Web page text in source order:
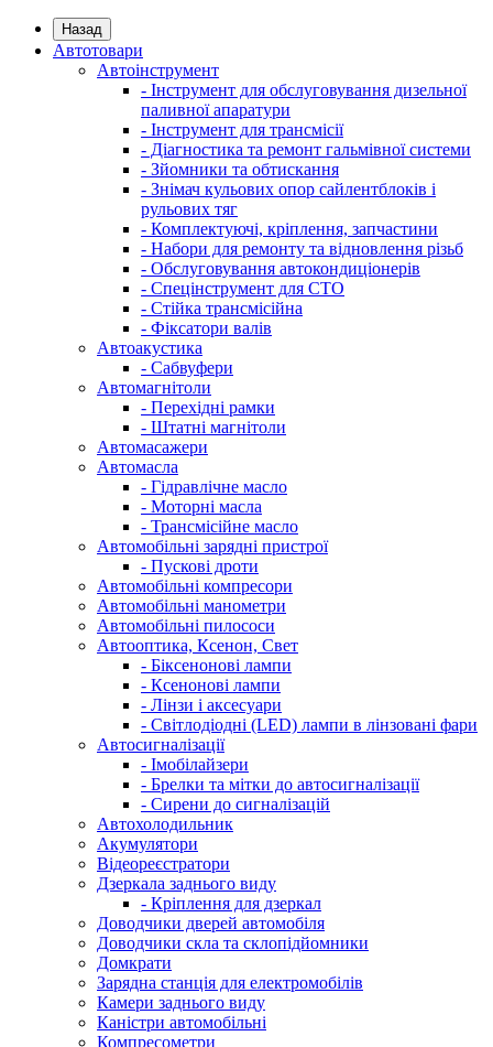
Назад
Автотовари
Автоінструмент
- Інструмент для обслуговування дизельної
паливної апаратури
- Інструмент для трансмісії
- Діагностика та ремонт гальмівної системи
- Зйомники та обтискання
- Знімач кульових опор сайлентблоків і
рульових тяг
- Комплектуючі, кріплення, запчастини
- Набори для ремонту та відновлення різьб
- Обслуговування автокондиціонерів
- Спецінструмент для СТО
- Стійка трансмісійна
- Фіксатори валів
Автоакустика
- Сабвуфери
Автомагнітоли
- Перехідні рамки
- Штатні магнітоли
Автомасажери
Автомасла
- Гідравлічне масло
- Моторні масла
- Трансмісійне масло
Автомобільні зарядні пристрої
- Пускові дроти
Автомобільні компресори
Автомобільні манометри
Автомобільні пилососи
Автооптика, Ксенон, Свет
- Біксенонові лампи
- Ксенонові лампи
- Лінзи і аксесуари
- Світлодіодні (LED) лампи в лінзовані фари
Автосигналізації
- Імобілайзери
- Брелки та мітки до автосигналізації
- Сирени до сигналізацій
Автохолодильник
Акумулятори
Відеореєстратори
Дзеркала заднього виду
- Кріплення для дзеркал
Доводчики дверей автомобіля
Доводчики скла та склопідйомники
Домкрати
Зарядна станція для електромобілів
Камери заднього виду
Каністри автомобільні
Компресометри